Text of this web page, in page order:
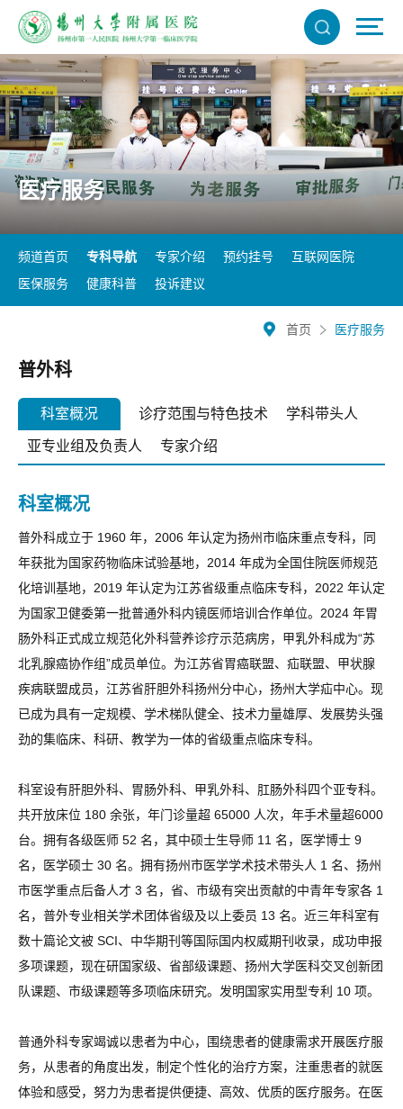
医疗服务
频道首页 专科导航 专家介绍 预约挂号
互联网医院
医保服务
健康科普 投诉建议
首页 医疗服务
普外科
科室概况 诊疗范围与特色技术 学科带头人
亚专业组及负责人 专家介绍
科室概况
普外科成立于 1960 年，2006 年认定为扬州市临床重点专科，同
年获批为国家药物临床试验基地，2014 年成为全国住院医师规范
化培训基地，2019 年认定为江苏省级重点临床专科，2022 年认定
为国家卫健委第一批普通外科内镜医师培训合作单位。2024 年胃
肠外科正式成立规范化外科营养诊疗示范病房，甲乳外科成为“苏
北乳腺癌协作组”成员单位。为江苏省胃癌联盟、疝联盟、甲状腺
疾病联盟成员，江苏省肝胆外科扬州分中心，扬州大学疝中心。现
已成为具有一定规模、学术梯队健全、技术力量雄厚、发展势头强
劲的集临床、科研、教学为一体的省级重点临床专科。
科室设有肝胆外科、胃肠外科、甲乳外科、肛肠外科四个亚专科。
共开放床位 180 余张，年门诊量超 65000 人次，年手术量超6000
台。拥有各级医师 52 名，其中硕士生导师 11 名，医学博士 9
名，医学硕士 30 名。拥有扬州市医学学术技术带头人 1 名、扬州
市医学重点后备人才 3 名，省、市级有突出贡献的中青年专家各 1
名，普外专业相关学术团体省级及以上委员 13 名。近三年科室有
数十篇论文被 SCI、中华期刊等国际国内权威期刊收录，成功申报
多项课题，现在研国家级、省部级课题、扬州大学医科交叉创新团
队课题、市级课题等多项临床研究。发明国家实用型专利 10 项。
普通外科专家竭诚以患者为中心，围绕患者的健康需求开展医疗服
务，从患者的角度出发，制定个性化的治疗方案，注重患者的就医
体验和感受，努力为患者提供便捷、高效、优质的医疗服务。在医